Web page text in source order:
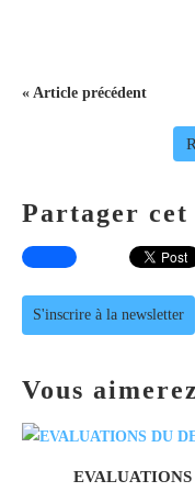
« Article précédent
Partager
S'inscrire à la newsletter
Vous